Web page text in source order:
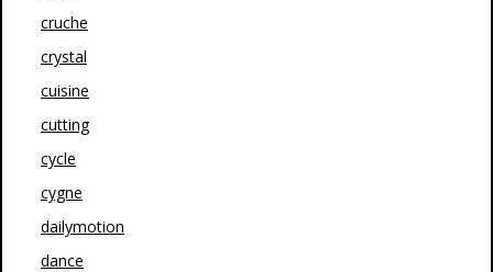
cruche
crystal
cuisine
cutting
cycle
cygne
dailymotion
dance